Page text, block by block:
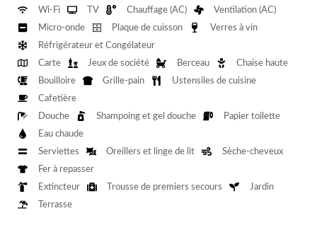
Wi-Fi TV Chauffage (AC)
Ventilation (AC)
Micro-onde
Plaque de cuisson
Verres à vin
Réfrigérateur et Congélateur
Carte
Jeux de société Berceau
Chaise haute
Bouilloire
Grille-pain
Ustensiles de cuisine
Cafetière
Douche
Shampoing et gel douche
Papier toilette
Eau chaude
Serviettes
Oreillers et linge de lit
Sèche-cheveux
Fer à repasser
Extincteur
Trousse de premiers secours
Jardin
Terrasse